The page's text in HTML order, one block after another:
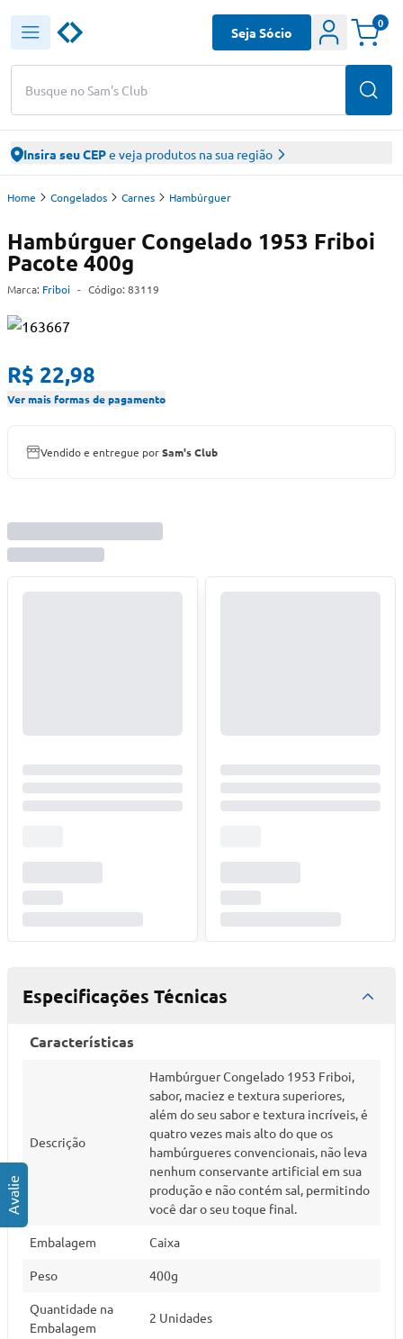
Busque no Sam's Club
Seja Sócio
0
Insira seu CEPe veja produtos na sua região
Home Congelados Carnes Hambúrguer
Hambúrguer Congelado 1953 Friboi
Pacote 400g
Marca: Friboi - Código: 83119
R$ 22,98
Ver mais formas de pagamento
Vendido e entregue porSam's Club
Especificações Técnicas
Características
Descrição
Hambúrguer Congelado 1953 Friboi,
sabor, maciez e textura superiores,
além do seu sabor e textura incríveis, é
quatro vezes mais alto do que os
hambúrgueres convencionais, não leva
nenhum conservante artificial em sua
produção e não contém sal, permitindo
você dar o seu toque final.
Embalagem Caixa
Peso 400g
Quantidade na
Embalagem
2 Unidades